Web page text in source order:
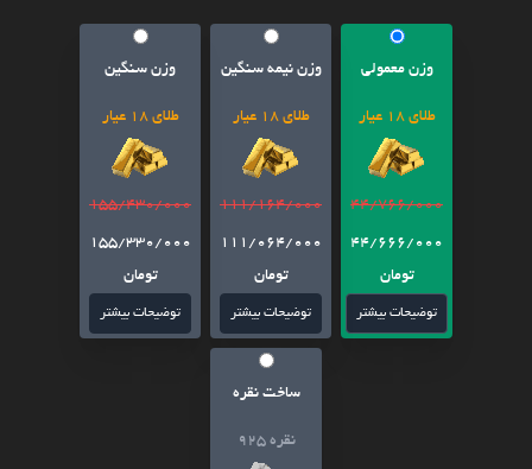
وزن معمولی
طلای 18 عیار
44/766/000
44/666/000
تومان
توضیحات بیشتر
وزن نیمه سنگین
طلای 18 عیار
111/164/000
111/064/000
تومان
توضیحات بیشتر
وزن سنگین
طلای 18 عیار
155/430/000
155/330/000
تومان
توضیحات بیشتر
ساخت نقره
نقره 925